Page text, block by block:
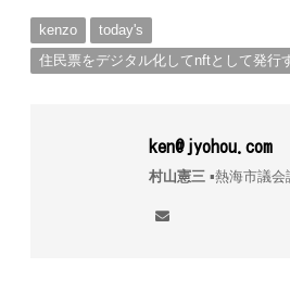
kenzo
today's
住民票をデジタル化してnftとして発行
ken@jyohou.com
村山憲三▪︎熱海市議